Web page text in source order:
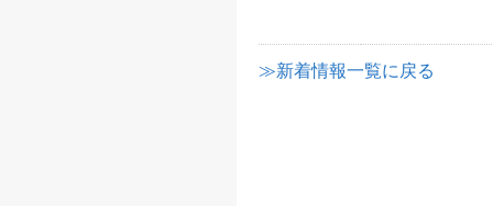
≫新着情報一覧に戻る